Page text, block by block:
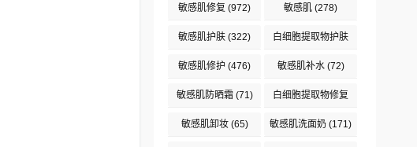
(191)
敏感肌修复 (972) 敏感肌 (278)
敏感肌护肤 (322) 白细胞提取物护肤
(477)
敏感肌修护 (476) 敏感肌补水(72)
敏感肌防晒霜(71) 白细胞提取物修复
(242)
敏感肌卸妆(65) 敏感肌洗面奶 (171)